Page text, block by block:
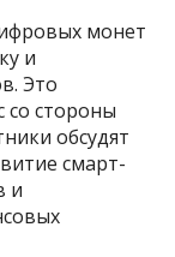
монет
и
Это
со стороны
обсудят
смарт-
и